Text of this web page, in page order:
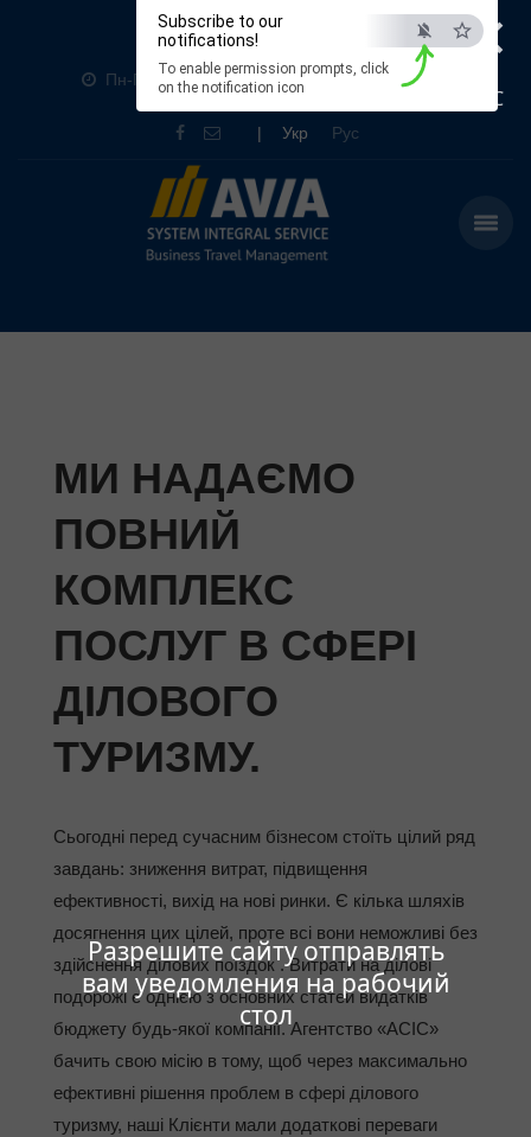
×
ESC
Разрешите сайту отправлять
вам уведомления на рабочий
стол
Subscribe to our
notifications!
To enable permission prompts, click
on the notification icon
+380 (44) 369-3070
Пн-Пт: 9:00-19:00 Сб: 10:00-16:00 Нд: Вихідний
| Укр Рус
МИ НАДАЄМО
ПОВНИЙ
КОМПЛЕКС
ПОСЛУГ В СФЕРІ
ДІЛОВОГО
ТУРИЗМУ.
Сьогодні перед сучасним бізнесом стоїть цілий ряд
завдань: зниження витрат, підвищення
ефективності, вихід на нові ринки. Є кілька шляхів
досягнення цих цілей, проте всі вони неможливі без
здійснення ділових поїздок . Витрати на ділові
подорожі є однією з основних статей видатків
бюджету будь-якої компанії. Агентство «АСІС»
бачить свою місію в тому, щоб через максимально
ефективні рішення проблем в сфері ділового
туризму, наші Клієнти мали додаткові переваги